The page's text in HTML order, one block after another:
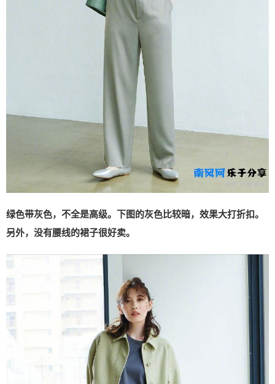
绿色带灰色，不全是高级。下图的灰色比较暗，效果大打折扣。
另外，没有腰线的裙子很好卖。